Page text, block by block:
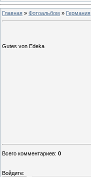
Главная » Фотоальбом » Германия
Gutes von Edeka
Всего комментариев: 0
Войдите: